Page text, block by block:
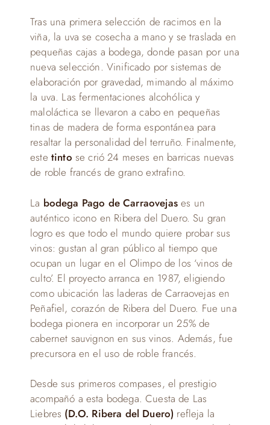
Tras una primera selección de racimos en la
viña, la uva se cosecha a mano y se traslada en
pequeñas cajas a bodega, donde pasan por una
nueva selección. Vinificado por sistemas de
elaboración por gravedad, mimando al máximo
la uva. Las fermentaciones alcohólica y
maloláctica se llevaron a cabo en pequeñas
tinas de madera de forma espontánea para
resaltar la personalidad del terruño. Finalmente,
este tinto se crió 24 meses en barricas nuevas
de roble francés de grano extrafino.
La bodega Pago de Carraovejases un
auténtico icono en Ribera del Duero. Su gran
logro es que todo el mundo quiere probar sus
vinos: gustan al gran público al tiempo que
ocupan un lugar en el Olimpo de los ‘vinos de
culto’. El proyecto arranca en 1987, eligiendo
como ubicación las laderas de Carraovejas en
Peñafiel, corazón de Ribera del Duero. Fue una
bodega pionera en incorporar un 25% de
cabernet sauvignon en sus vinos. Además, fue
precursora en el uso de roble francés.
Desde sus primeros compases, el prestigio
acompañó a esta bodega. Cuesta de Las
Liebres (D.O. Ribera del Duero) refleja la